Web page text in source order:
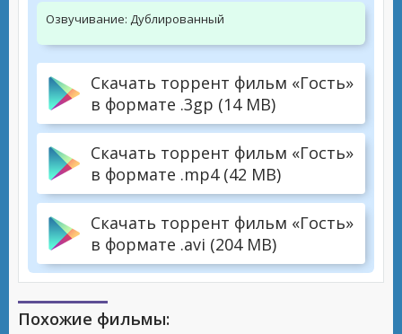
Озвучивание: Дублированный
Скачать торрент фильм «Гость»
в формате .3gp (14 MB)
Скачать торрент фильм «Гость»
в формате .mp4 (42 MB)
Скачать торрент фильм «Гость»
в формате .avi (204 MB)
Похожие фильмы: